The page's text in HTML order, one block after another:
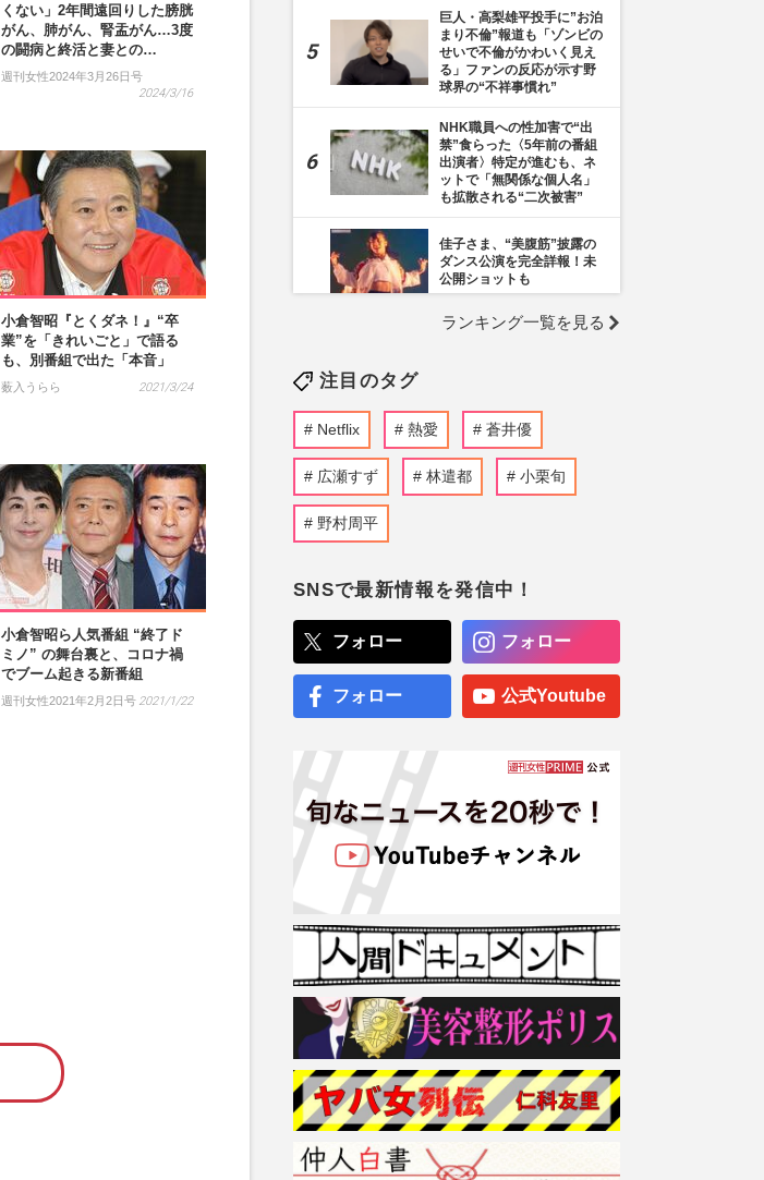
くない」2年間遠回りした膀胱
がん、肺がん、腎盂がん…3度
の闘病と終活と妻との…
週刊女性2024年3月26日号
2024/3/16
小倉智昭『とくダネ！』“卒
業”を「きれいごと」で語る
も、別番組で出た「本音」
薮入うらら 2021/3/24
小倉智昭ら人気番組 “終了ド
ミノ” の舞台裏と、コロナ禍
でブーム起きる新番組
週刊女性2021年2月2日号 2021/1/22
巨人・高梨雄平投手に”お泊
まり不倫”報道も「ゾンビの
せいで不倫がかわいく見え
る」ファンの反応が示す野
球界の“不祥事慣れ”
NHK職員への性加害で“出
禁”食らった〈5年前の番組
出演者〉特定が進むも、ネ
ットで「無関係な個人名」
も拡散される“二次被害”
佳子さま、“美腹筋”披露の
ダンス公演を完全詳報！未
公開ショットも
《千葉市》路上喫煙「禁止
『Number_i』神宮寺勇
太・平野紫耀・岸優太が“海
外進出”の夢実現も、チケッ
ト価格が大幅変更！世界規
模の高騰に不満噴出
は一部しか知らされていな
い」早期退職の可能性も
ぱーてぃーちゃん・信子、
衝撃のすっぴん姿に《ギャ
ルメイクよりいい》の
声…“お嬢様な素顔”とのギ
ャップで好感度爆上がり
勝てる10食材」徹底活用マ
満点の“早見シート”簡単管
理で手軽にがん予防
【大阪より強引？】横浜
ン”の現状
蒼井優主演・TBSドラマ
『Tシャツが乾くまで』が
激バズリ中「“考察ドラ
マ”とは一線を画している」
散りばめられた伏線よりも
大事な要素
ランキング一覧を見る
注目のタグ
Netflix 熱愛 蒼井優
広瀬すず 林遣都 小栗旬
野村周平
SNSで最新情報を発信中！
フォロー フォロー
フォロー 公式Youtube